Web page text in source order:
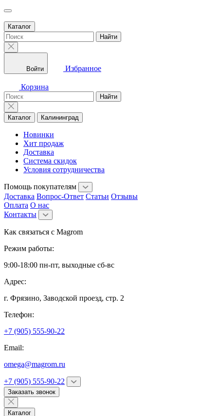
Каталог
Найти
Войти Избранное
Корзина
Найти
Каталог Калининград
Новинки
Хит продаж
Доставка
Система скидок
Условия сотрудничества
Помощь покупателям
Доставка Вопрос-Ответ Статьи Отзывы
Оплата О нас
Контакты
Как связаться с Magrom
Режим работы:
9:00-18:00 пн-пт, выходные сб-вс
Адрес:
г. Фрязино, Заводской проезд, стр. 2
Телефон:
+7 (905) 555-90-22
Email:
omega@magrom.ru
+7 (905) 555-90-22
Заказать звонок
Каталог